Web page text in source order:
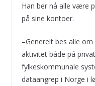
Han ber nå alle være
på sine kontoer.
–Generelt bes alle
aktivitet både på
fylkeskommunale
dataangrep i Norge i